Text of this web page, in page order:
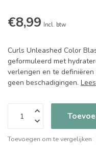
€8,99 Incl. btw
Curls Unleashed Color
geformuleerd met
verlengen en te
geen beschadigingen.
Toevoegen om te vergelijken